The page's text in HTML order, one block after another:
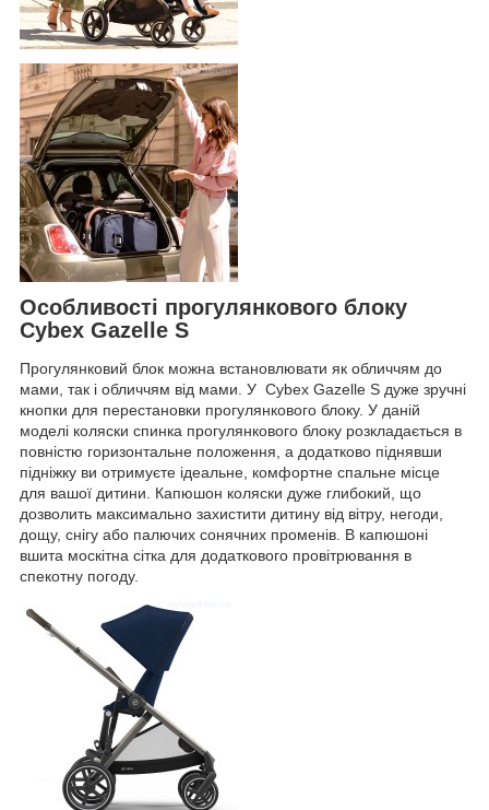
Особливості прогулянкового блоку
Cybex Gazelle S
Прогулянковий блок можна встановлювати як обличчям до
мами, так і обличчям від мами. У Cybex Gazelle S дуже зручні
кнопки для перестановки прогулянкового блоку. У даній
моделі коляски спинка прогулянкового блоку розкладається в
повністю горизонтальне положення, а додатково піднявши
підніжку ви отримуєте ідеальне, комфортне спальне місце
для вашої дитини. Капюшон коляски дуже глибокий, що
дозволить максимально захистити дитину від вітру, негоди,
дощу, снігу або палючих сонячних променів. В капюшоні
вшита москітна сітка для додаткового провітрювання в
спекотну погоду.